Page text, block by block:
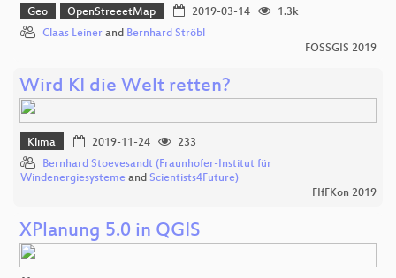
Geo OpenStreeetMap 2019-03-14
1.3k
Claas Leiner and Bernhard Ströbl
FOSSGIS 2019
Wird KI die Welt retten?
Klima 2019-11-24
233
Bernhard Stoevesandt (Fraunhofer-Institut für
Windenergiesysteme and Scientists4Future)
FIfFKon 2019
XPlanung 5.0 in QGIS